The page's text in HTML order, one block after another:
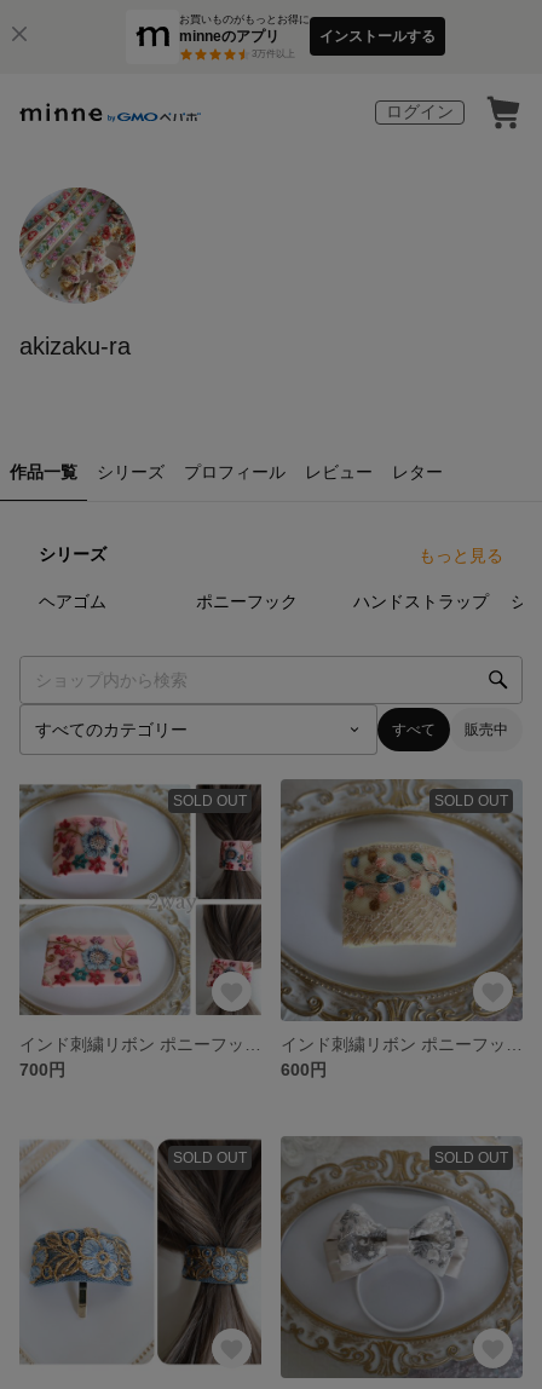
お買いものがもっとお得に
minneのアプリ
3万件以上
インストールする
ログイン
akizaku-ra
作品一覧 シリーズ プロフィール レビュー レター
シリーズ もっと見る
ヘアゴム ポニーフック ハンドストラップ シ
すべて 販売中
SOLD OUT
700円
SOLD OUT
600円
SOLD OUT SOLD OUT